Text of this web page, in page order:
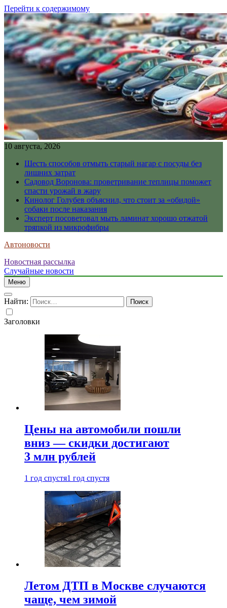
Перейти к содержимому
10 августа, 2026
Шесть способов отмыть старый нагар с посуды без
лишних затрат
Садовод Воронова: проветривание теплицы поможет
спасти урожай в жару
Кинолог Голубев объяснил, что стоит за «обидой»
собаки после наказания
Эксперт посоветовал мыть ламинат хорошо отжатой
тряпкой из микрофибры
Автоновости
Новостная рассылка
Случайные новости
Меню
Найти:
Заголовки
Цены на автомобили пошли
вниз — скидки достигают
3 млн рублей
1 год спустя1 год спустя
Летом ДТП в Москве случаются
чаще, чем зимой